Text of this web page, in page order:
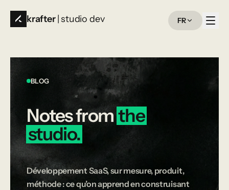
krafter | studio dev FR
BLOG
Notesfrom the
studio.
Développement SaaS, sur mesure, produit,
méthode : ce qu’on apprend en construisant